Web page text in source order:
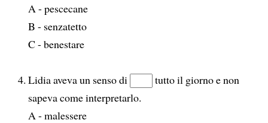
A - pescecane
B - senzatetto
C - benestare
Lidia aveva un senso di
tutto il giorno e non
sapeva come interpretarlo.
A - malessere